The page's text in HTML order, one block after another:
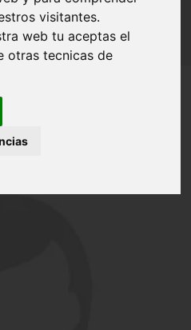
visitantes.
web tu aceptas el
otras tecnicas de